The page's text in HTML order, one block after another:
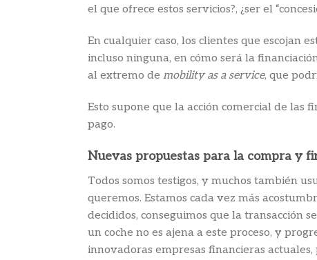
el que ofrece estos servicios?, ¿ser el
En cualquier caso, los clientes que escojan
incluso ninguna, en cómo será la
al extremo de mobility as a service, que
Esto supone que la acción comercial de las
pago.
Nuevas propuestas para la compra y
Todos somos testigos, y muchos también
queremos. Estamos cada vez más
decididos, conseguimos que la transacción
un coche no es ajena a este proceso, y
innovadoras empresas financieras